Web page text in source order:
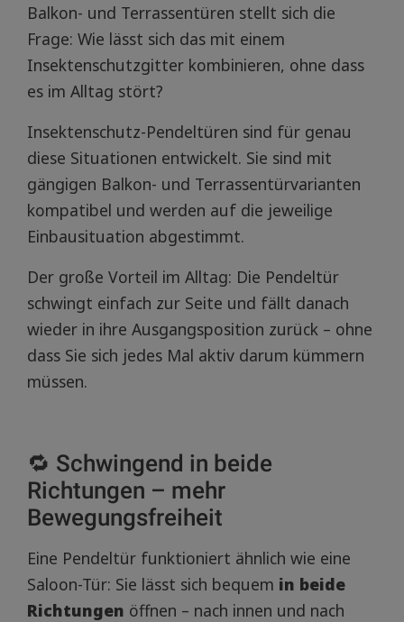
Balkon- und Terrassentüren stellt sich die
Frage: Wie lässt sich das mit einem
Insektenschutzgitter kombinieren, ohne dass
es im Alltag stört?
Insektenschutz-Pendeltüren sind für genau
diese Situationen entwickelt. Sie sind mit
gängigen Balkon- und Terrassentürvarianten
kompatibel und werden auf die jeweilige
Einbausituation abgestimmt.
Der große Vorteil im Alltag: Die Pendeltür
schwingt einfach zur Seite und fällt danach
wieder in ihre Ausgangsposition zurück – ohne
dass Sie sich jedes Mal aktiv darum kümmern
müssen.
🔁 Schwingend in beide
Richtungen – mehr
Bewegungsfreiheit
Eine Pendeltür funktioniert ähnlich wie eine
Saloon-Tür: Sie lässt sich bequem in beide
Richtungen öffnen – nach innen und nach